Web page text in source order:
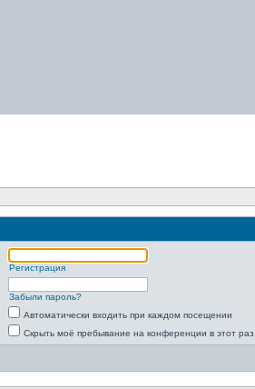
Регистрация
Забыли пароль?
Автоматически входить при каждом посещении
Скрыть моё пребывание на конференции в этот раз